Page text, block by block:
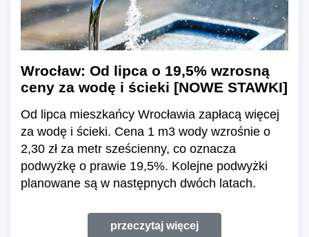
Wrocław: Od lipca o 19,5% wzrosną
ceny za wodę i ścieki [NOWE STAWKI]
Od lipca mieszkańcy Wrocławia zapłacą więcej
za wodę i ścieki. Cena 1 m3 wody wzrośnie o
2,30 zł za metr sześcienny, co oznacza
podwyżkę o prawie 19,5%. Kolejne podwyżki
planowane są w następnych dwóch latach.
przeczytaj więcej